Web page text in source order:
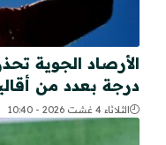
درجة بعدد من
الثلاثاء 4 غشت 2026 - 10:40